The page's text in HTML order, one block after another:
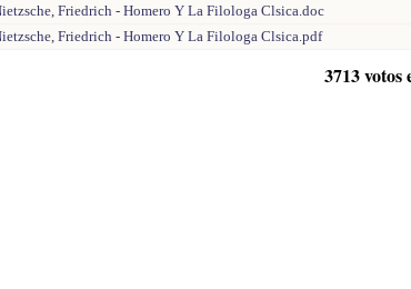
Friedrich - Homero Y La Filologa Clsica.doc
Friedrich - Homero Y La Filologa Clsica.pdf
3713 votos